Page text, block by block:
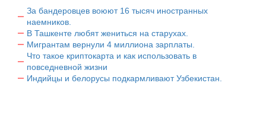
За бандеровцев воюют 16 тысяч иностранных
наемников.
В Ташкенте любят жениться на старухах.
Мигрантам вернули 4 миллиона зарплаты.
Что такое криптокарта и как использовать в
повседневной жизни
Индийцы и белорусы подкармливают Узбекистан.